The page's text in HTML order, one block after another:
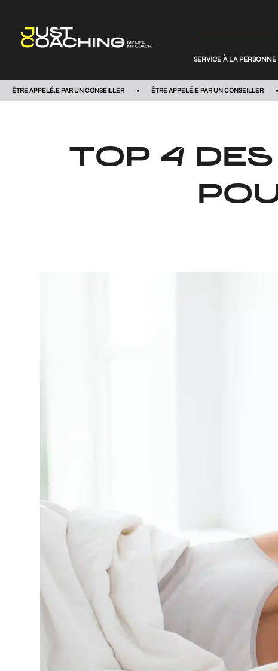
SERVICE À LA PERSONNE
ÊTRE APPELÉ.E PAR UN CONSEILLER ÊTRE APPELÉ.E PAR UN CONSEILLER
TOP 4